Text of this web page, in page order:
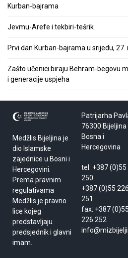
Kurban-bajrama
Jevmu-Arefe i tekbiri-tešrik
Prvi dan Kurban-bajrama u srijedu, 27.
Zašto učenici biraju Behram-begovu
i generacije uspjeha
Medžlis Bijeljina je
dio Islamske
zajednice u Bosni i
Hercegovini.
Prema pravnim
regulativama
Medžlis je pravno
lice kojeg
predstavljaju
predsjednik i glavni
imam.
Patrijarha
76300 Bijeljina
Bosna i
Hercegovina
tel: +387 (0)55
250
+387 (0)55 226
251
fax: +387 (0)55
226 252